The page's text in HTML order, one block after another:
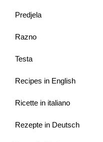
Predjela
Razno
Testa
Recipes in English
Ricette in italiano
Rezepte in Deutsch